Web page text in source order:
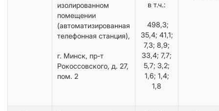
изолированном
помещении
(автоматизированная
телефонная станция),
г. Минск, пр-т
Рокоссовского, д. 27,
пом. 2
в т.ч.:
498,3;
35,4; 41,1;
7,3; 8,9;
33,4; 7,7;
5,7; 3,2;
1,6; 1,4;
1,8